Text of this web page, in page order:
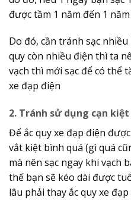
được tầm 1 năm đến 1
Do đó, cần tránh sạc
quy còn nhiều điện thì ta
vạch thì mới sạc để có thể
xe đạp điện
2. Tránh sử dụng cạn
Để ắc quy xe đạp điện
vắt kiệt bình quá (gì quá
mà nên sạc ngay khi vạch
thế bạn sẽ kéo dài được
lâu phải thay ắc quy xe